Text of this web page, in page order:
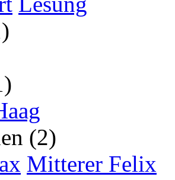
(2)
Mitterer Felix